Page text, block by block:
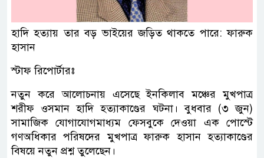
হাদি হত্যায় তার বড় ভাইয়ের জড়িত থাকতে পারে: ফারুক
হাসান
স্টাফ রিপোর্টারঃ
নতুন করে আলোচনায় এসেছে ইনকিলাব মঞ্চের মুখপাত্র
শরীফ ওসমান হাদি হত্যাকাণ্ডের ঘটনা। বুধবার (৩ জুন)
সামাজিক যোগাযোগমাধ্যম ফেসবুকে দেওয়া এক পোস্টে
গণঅধিকার পরিষদের মুখপাত্র ফারুক হাসান হত্যাকাণ্ডের
বিষয়ে নতুন প্রশ্ন তুলেছেন।